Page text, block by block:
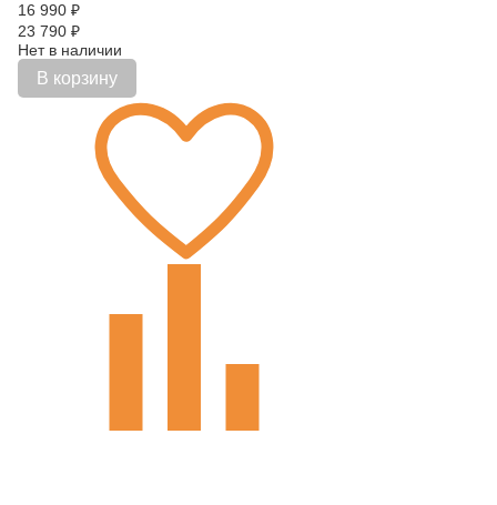
16 990 ₽
23 790 ₽
Нет в наличии
В корзину